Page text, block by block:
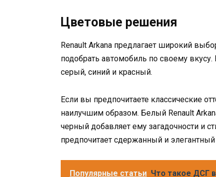
Цветовые решения
Renault Arkana предлагает широкий
подобрать автомобиль по своему
серый, синий и красный.
Если вы предпочитаете классические
наилучшим образом. Белый Renault
черный добавляет ему загадочности и
предпочитает сдержанный и элегантный
Популярные статьи Что такое ДСГ